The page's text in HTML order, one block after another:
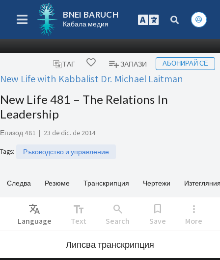
BNEI BARUCH
Кабала медия
ТАГ ЗАПАЗИ АБОНИРАЙ СЕ
New Life with Kabbalist Dr. Michael Laitman
New Life 481 – The Relations In
Leadership
Епизод 481 | 23 de dic. de 2014
Tags: Ръководство и управление
Следва Резюме Транскрипция Чертежи
Translate
Language
text_fields
Text
search
Search
bookmark
Save
more_vert
More
Липсва транскрипция